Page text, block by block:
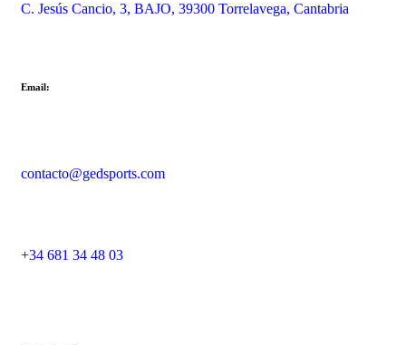
C. Jesús Cancio, 3, BAJO, 39300 Torrelavega, Cantabria
Email:
contacto@gedsports.com
+34 681 34 48 03